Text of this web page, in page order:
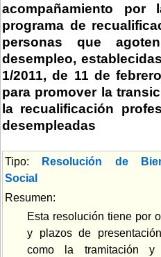
acompañamiento
programa de
personas que
desempleo,
1/2011, de 11 de
para promover la
la recualificación
desempleadas
Tipo:
Resolución de
Social
Resumen:
Esta resolución tiene por
y plazos de
como la tramitación